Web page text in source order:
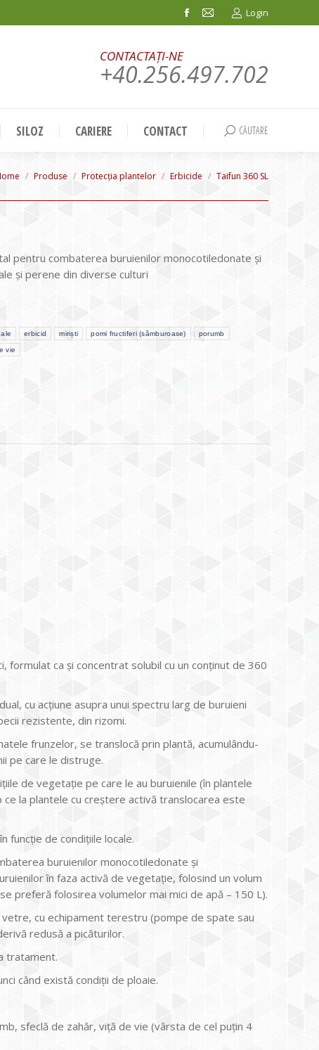
Facebook
in
window
Mail
in
window
Login
CONTACTAȚI-NE
+40.256.497.702
SILOZ CARIERE CONTACT Search:
CĂUTARE
are here:
Produse Protecția plantelor Erbicide Taifun 360 SL
pentru combaterea buruienilor monocotiledonate și
și perene din diverse culturi
erbicid miriști pomi fructiferi (sâmburoase) porumb
vie
formulat ca și concentrat solubil cu un conținut de 360
cu acțiune asupra unui spectru larg de buruieni
rezistente, din rizomi.
frunzelor, se translocă prin plantă, acumulându-
pe care le distruge.
de vegetație pe care le au buruienile (în plantele
la plantele cu creștere activă translocarea este
funcție de condițiile locale.
buruienilor monocotiledonate și
în faza activă de vegetaţie, folosind un volum
preferă folosirea volumelor mai mici de apă – 150 L).
cu echipament terestru (pompe de spate sau
redusă a picăturilor.
tratament.
când există condiții de ploaie.
sfeclă de zahăr, viță de vie (vârsta de cel puțin 4